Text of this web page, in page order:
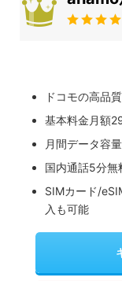
ドコモの高品
基本料金月額
月間データ容
国内通話5分
SIMカード/
入も可能